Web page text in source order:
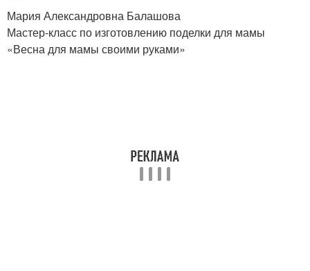
Мария Александровна Балашова
Мастер-класс по изготовлению поделки для мамы
«Весна для мамы своими руками»